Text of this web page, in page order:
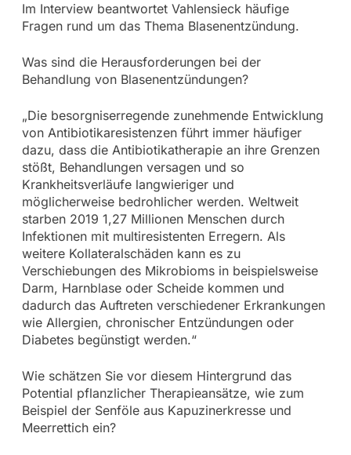
Im Interview beantwortet Vahlensieck häufige
Fragen rund um das Thema Blasenentzündung.
Was sind die Herausforderungen bei der
Behandlung von Blasenentzündungen?
„Die besorgniserregende zunehmende Entwicklung
von Antibiotikaresistenzen führt immer häufiger
dazu, dass die Antibiotikatherapie an ihre Grenzen
stößt, Behandlungen versagen und so
Krankheitsverläufe langwieriger und
möglicherweise bedrohlicher werden. Weltweit
starben 2019 1,27 Millionen Menschen durch
Infektionen mit multiresistenten Erregern. Als
weitere Kollateralschäden kann es zu
Verschiebungen des Mikrobioms in beispielsweise
Darm, Harnblase oder Scheide kommen und
dadurch das Auftreten verschiedener Erkrankungen
wie Allergien, chronischer Entzündungen oder
Diabetes begünstigt werden.“
Wie schätzen Sie vor diesem Hintergrund das
Potential pflanzlicher Therapieansätze, wie zum
Beispiel der Senföle aus Kapuzinerkresse und
Meerrettich ein?